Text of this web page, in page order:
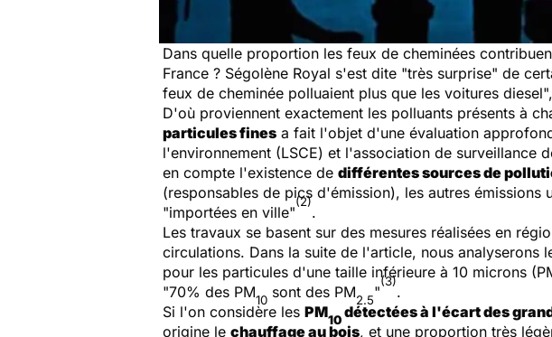
Dans quelle proportion les feux de cheminées
France ? Ségolène Royal s'est dite "très surprise" de
feux de cheminée polluaient plus que les voitures
D'où proviennent exactement les polluants présents à
particules fines a fait l'objet d'une évaluation
l'environnement (LSCE) et l'association de surveillance
en compte l'existence de différentes sources de
(responsables de pics d'émission), les autres
"importées en ville"
(2)
.
Les travaux se basent sur des mesures réalisées en
circulations. Dans la suite de l'article, nous
pour les particules d'une taille inférieure à 10 microns
"70% des PM10 sont des PM2.5"
(3)
.
Si l'on considère les PM10détectées à l'écart des
origine le chauffage au bois, et une proportion très